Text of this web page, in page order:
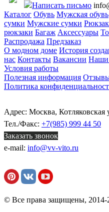
Написать письмо
Каталог Обувь Мужская обувь
сумки Мужские сумки
рюкзаки Багаж Аксессуары
Распродажа Предзаказ
О модном доме История
нас Контакты Вакансии Наши
Условия работы
Полезная информация
Политика
Адрес: Москва, Котляковская
Тел./Факс: +7(985) 999 44 50
Заказать звонок
e-mail: info@vv-vito.ru
© Все права защищены, 2014-